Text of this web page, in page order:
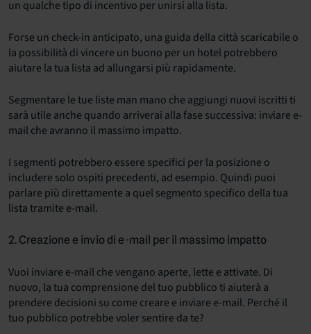
un qualche tipo di incentivo per unirsi alla lista.
Forse un check-in anticipato, una guida della città scaricabile o
la possibilità di vincere un buono per un hotel potrebbero
aiutare la tua lista ad allungarsi più rapidamente.
Segmentare le tue liste man mano che aggiungi nuovi iscritti ti
sarà utile anche quando arriverai alla fase successiva: inviare e-
mail che avranno il massimo impatto.
I segmenti potrebbero essere specifici per la posizione o
includere solo ospiti precedenti, ad esempio. Quindi puoi
parlare più direttamente a quel segmento specifico della tua
lista tramite e-mail.
2. Creazione e invio di e-mail per il massimo impatto
Vuoi inviare e-mail che vengano aperte, lette e attivate. Di
nuovo, la tua comprensione del tuo pubblico ti aiuterà a
prendere decisioni su come creare e inviare e-mail. Perché il
tuo pubblico potrebbe voler sentire da te?